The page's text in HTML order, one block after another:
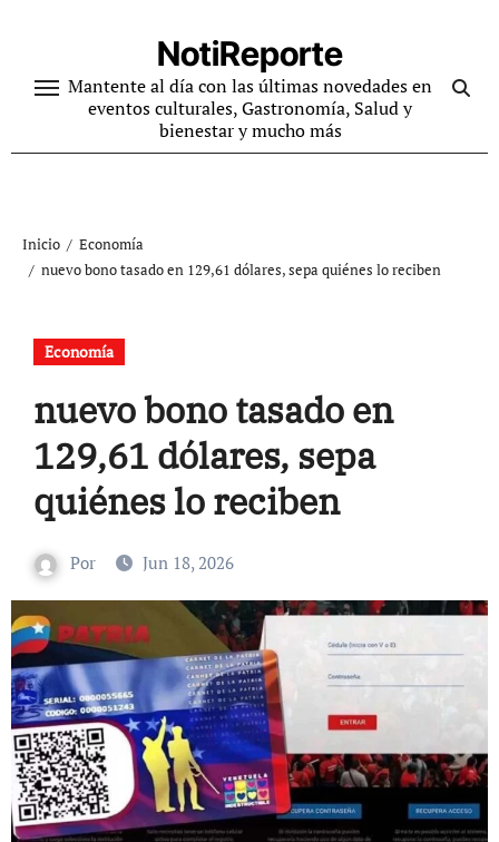
contenido
NotiReporte
Mantente al día con las últimas novedades en
eventos culturales, Gastronomía, Salud y
bienestar y mucho más
Inicio
Economía
nuevo bono tasado en 129,61 dólares, sepa quiénes lo reciben
Economía
nuevo bono tasado en
129,61 dólares, sepa
quiénes lo reciben
Por Jun 18, 2026